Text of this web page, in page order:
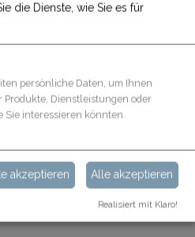
beenden:
die Dienste, wie Sie es für
persönliche Daten, um Ihnen
Dienstleistungen oder
Sie interessieren könnten.
akzeptieren Alle akzeptieren
Realisiert mit Klaro!